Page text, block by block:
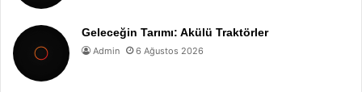
Geleceğin Tarımı: Akülü Traktörler
Admin 6 Ağustos 2026